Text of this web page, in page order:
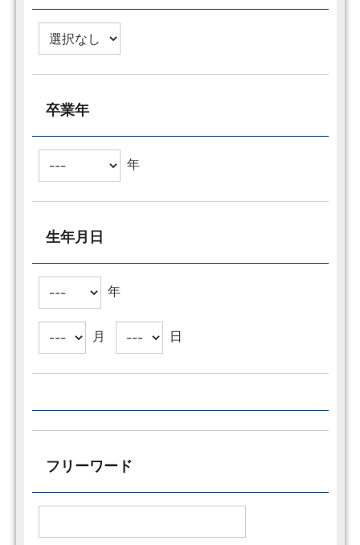
卒業年
年
生年月日
年
月 日
フリーワード